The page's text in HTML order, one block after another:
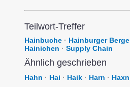
Teilwort-Treffer
Hainbuche · Hainburger Berge
Hainichen · Supply Chain
Ähnlich geschrieben
Hahn · Hai · Haik · Harn · Haxn